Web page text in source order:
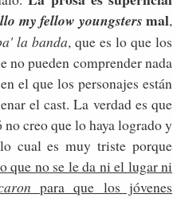
my fellow youngstersmal,
la banda, que es lo que los
no pueden comprender nada
el que los personajes están
el cast. La verdad es que
creo que lo haya logrado y
cual es muy triste porque
que no se le da ni el lugar ni
para que los jóvenes